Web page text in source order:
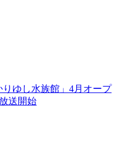
ゆし水族館」4月オープ
送開始